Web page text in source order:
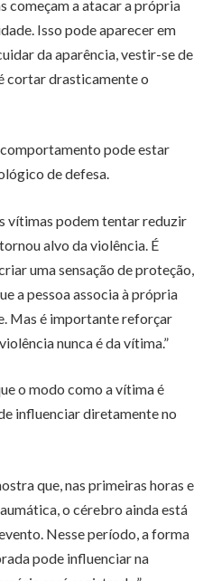
começam a atacar a própria
Isso pode aparecer em
da aparência, vestir-se de
cortar drasticamente o
comportamento pode estar
de defesa.
vítimas podem tentar reduzir
alvo da violência. É
uma sensação de proteção,
a pessoa associa à própria
Mas é importante reforçar
nunca é da vítima.”
o modo como a vítima é
influenciar diretamente no
que, nas primeiras horas e
o cérebro ainda está
Nesse período, a forma
pode influenciar na